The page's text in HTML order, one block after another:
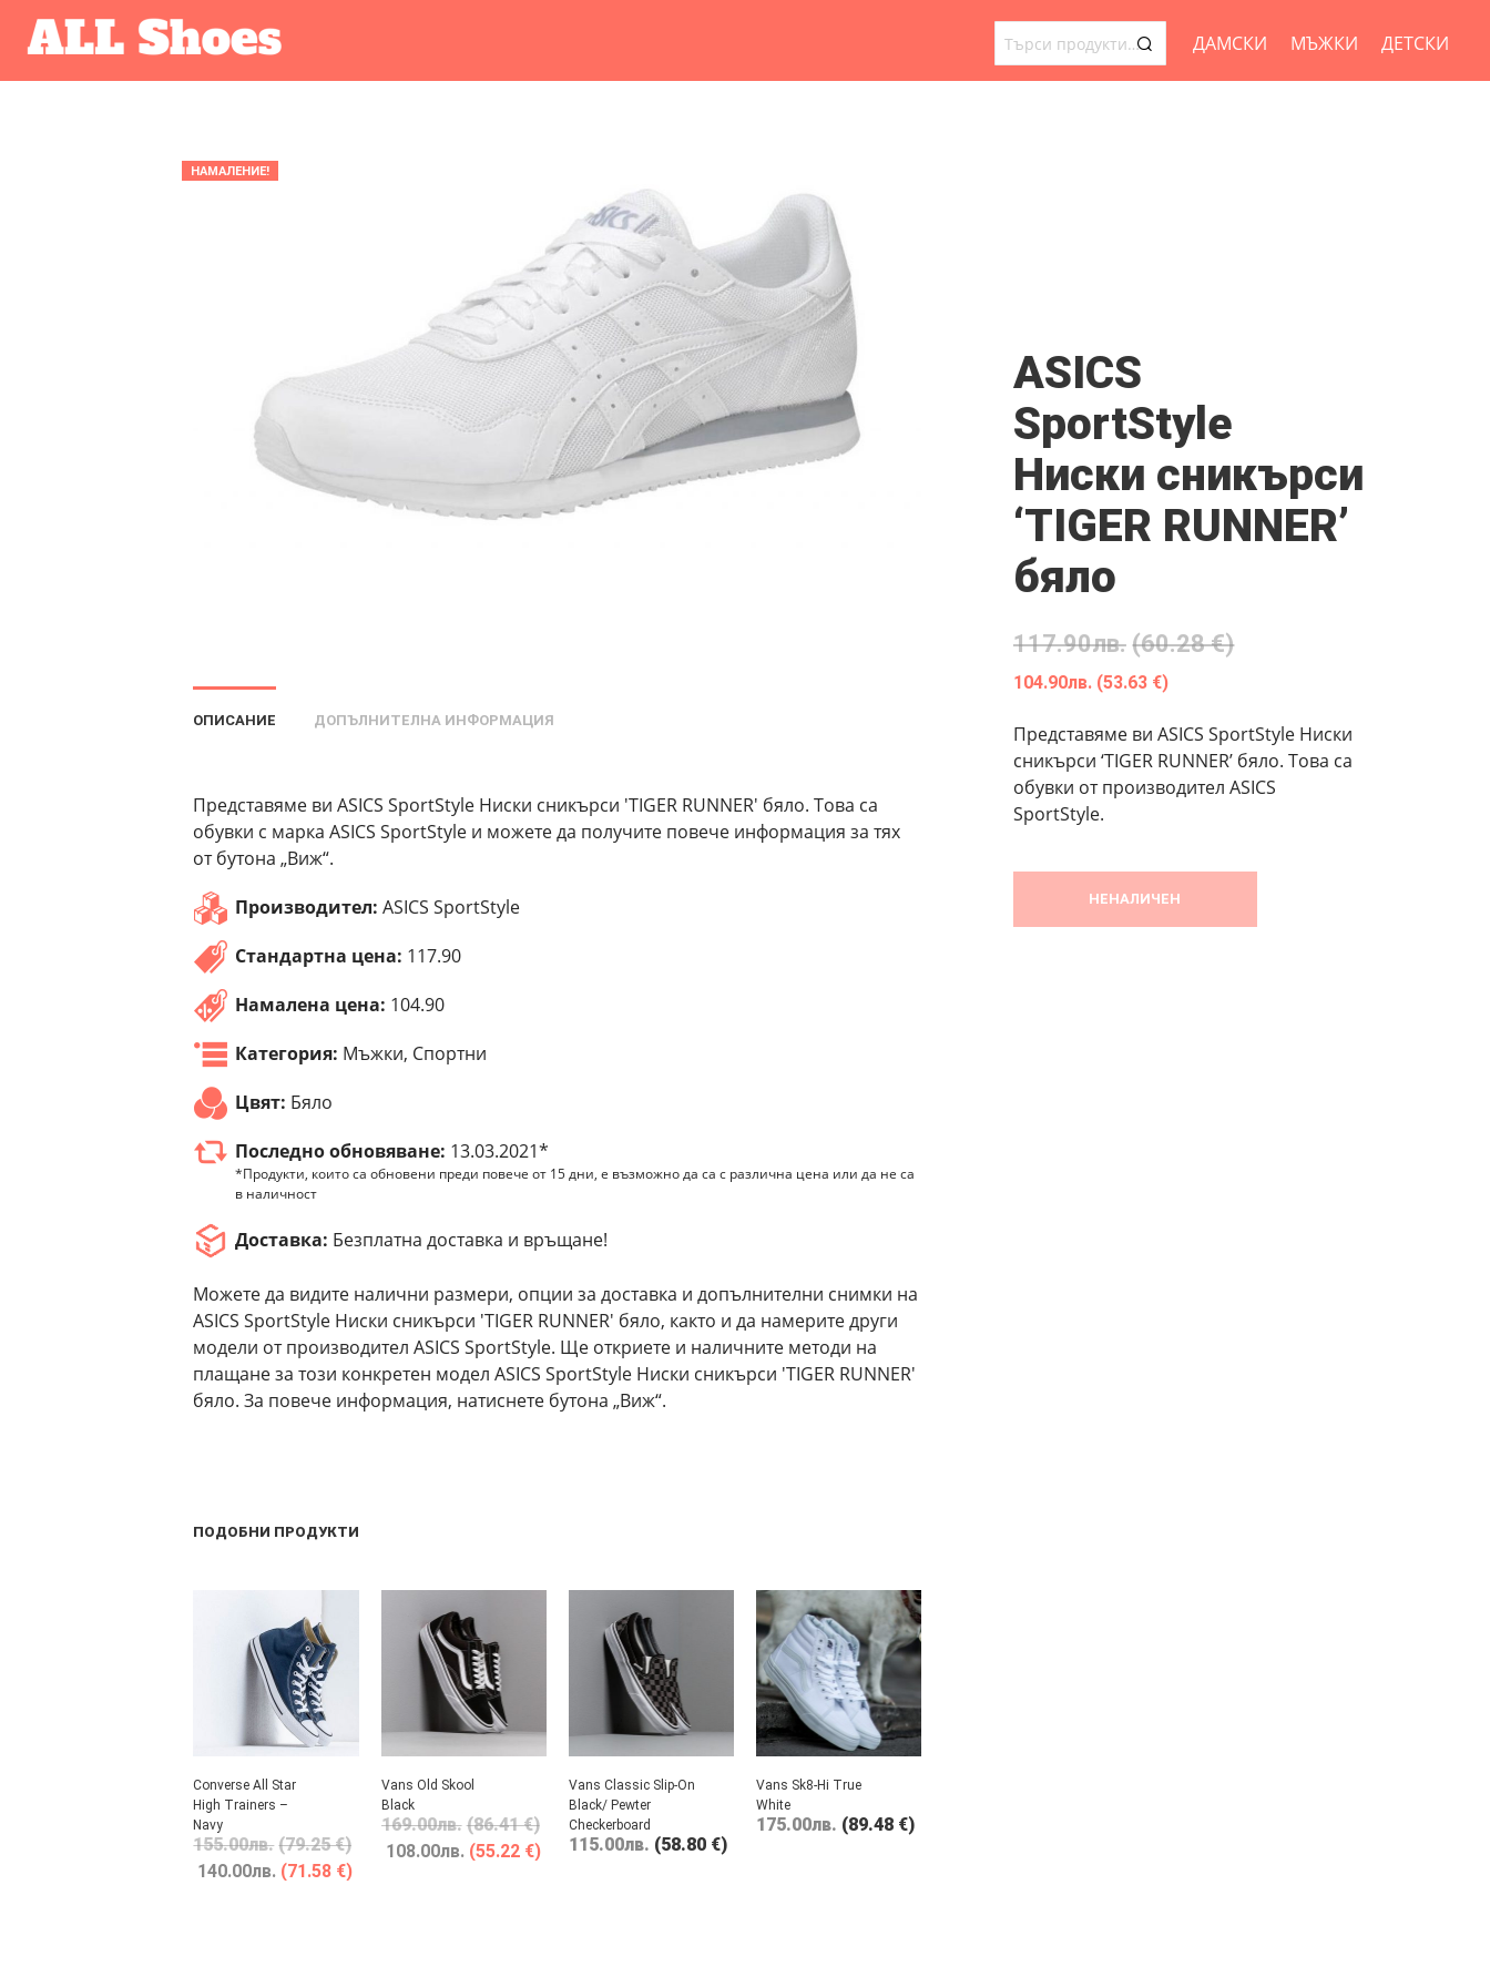
ТЪРСЕНЕ
ДАМСКИ МЪЖКИ ДЕТСКИ
НАМАЛЕНИЕ!
ASICS
SportStyle
Ниски сникърси
‘TIGER RUNNER’
бяло
117.90лв. (60.28 €)
104.90лв. (53.63 €)
Представяме ви ASICS SportStyle Ниски
сникърси ‘TIGER RUNNER’ бяло. Това са
обувки от производител ASICS
SportStyle.
НЕНАЛИЧЕН
ОПИСАНИЕ ДОПЪЛНИТЕЛНА ИНФОРМАЦИЯ
Представяме ви ASICS SportStyle Ниски сникърси 'TIGER RUNNER' бяло. Това са
обувки с марка ASICS SportStyle и можете да получите повече информация за тях
от бутона „Виж“.
Производител: ASICS SportStyle
Стандартна цена: 117.90
Намалена цена: 104.90
Категория: Мъжки, Спортни
Цвят: Бяло
Последно обновяване: 13.03.2021*
*Продукти, които са обновени преди повече от 15 дни, е възможно да са с различна цена или да не са
в наличност
Доставка: Безплатна доставка и връщане!
Можете да видите налични размери, опции за доставка и допълнителни снимки на
ASICS SportStyle Ниски сникърси 'TIGER RUNNER' бяло, както и да намерите други
модели от производител ASICS SportStyle. Ще откриете и наличните методи на
плащане за този конкретен модел ASICS SportStyle Ниски сникърси 'TIGER RUNNER'
бяло. За повече информация, натиснете бутона „Виж“.
ПОДОБНИ ПРОДУКТИ
Converse All Star
High Trainers –
Navy
155.00лв. (79.25 €)
140.00лв. (71.58 €)
Vans Old Skool
Black
169.00лв. (86.41 €)
108.00лв. (55.22 €)
Vans Classic Slip-On
Black/ Pewter
Checkerboard
115.00лв. (58.80 €)
Vans Sk8-Hi True
White
175.00лв. (89.48 €)